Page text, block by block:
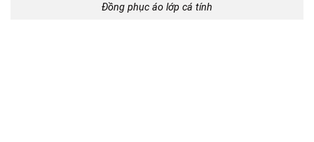
Đồng phục áo lớp cá tính